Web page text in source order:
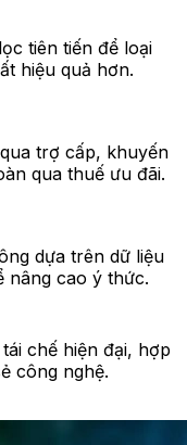
tiên tiến để loại
hiệu quả hơn.
trợ cấp, khuyến
qua thuế ưu đãi.
dựa trên dữ liệu
nâng cao ý thức.
chế hiện đại, hợp
công nghệ.